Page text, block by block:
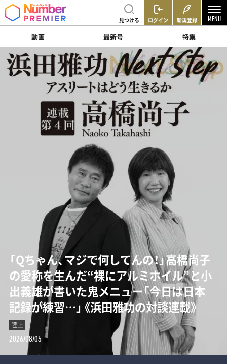
見つける ログイン 新規登録
動画 最新号 特集
【甲子園】横浜高校の“歴代最強エース”は
誰なのか…松坂大輔と渡辺元智が語
る“背番号1”の条件「人間的には丹波し
かない」
野球
2026/08/05
「Qちゃん、マジで何してんの！」高橋尚子
の愛称を生んだ“裸にアルミホイル”と小
出義雄が書いた鬼メニュー「今日は日本
記録が練習…」《浜田雅功の対談連載》
陸上
2026/08/05
“持たざる者”と“持てる者”が直線でつ
ながる…カーボベルデとメッシの守備が
思い出せてくれた「サッカーの根っこ」と
は？《W杯コラム》
サッカー
2026/08/04